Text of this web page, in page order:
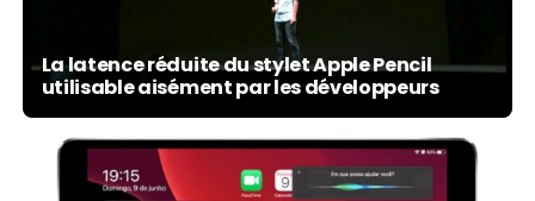
La latence réduite du stylet Apple Pencil
utilisable aisément par les développeurs